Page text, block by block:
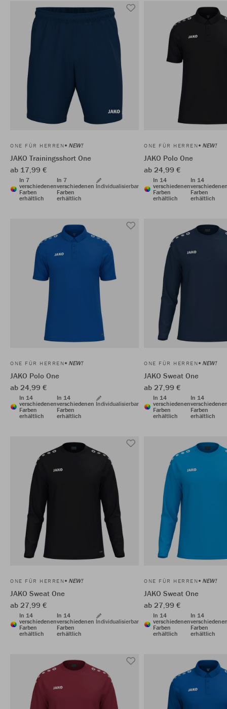
ONE FÜR HERREN NEW!
JAKO Trainingsshort One
ab 17,99 €
In 7
verschiedenen
Farben
erhältlich
In 7
verschiedenen
Farben
erhältlich
Individualisierbar
ONE FÜR HERREN NEW!
JAKO Polo One
ab 24,99 €
In 14
verschiedenen
Farben
erhältlich
In 14
Farben
erhältlich
ONE FÜR HERREN NEW!
JAKO Polo One
ab 24,99 €
In 14
verschiedenen
Farben
erhältlich
In 14
verschiedenen
Farben
erhältlich
Individualisierbar
ONE FÜR HERREN NEW!
JAKO Sweat One
ab 27,99 €
In 14
verschiedenen
Farben
erhältlich
In 14
Farben
erhältlich
ONE FÜR HERREN NEW!
JAKO Sweat One
ab 27,99 €
In 14
verschiedenen
Farben
erhältlich
In 14
verschiedenen
Farben
erhältlich
Individualisierbar
ONE FÜR HERREN NEW!
JAKO Sweat One
ab 27,99 €
In 14
verschiedenen
Farben
erhältlich
In 14
Farben
erhältlich